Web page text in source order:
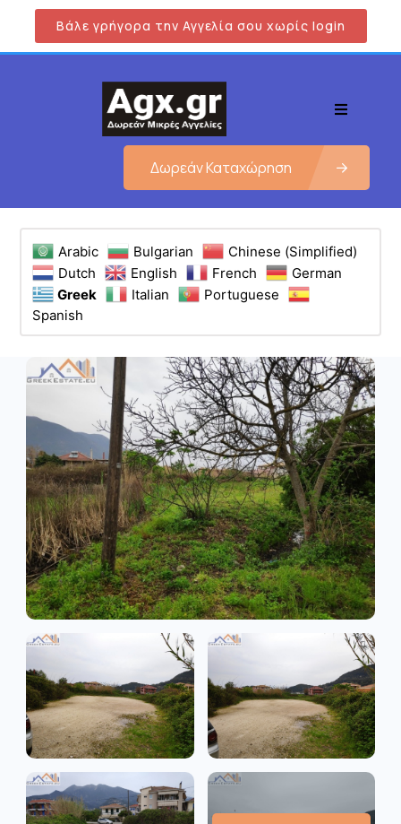
Βάλε γρήγορα την Αγγελία σου χωρίς login
Δωρεάν Καταχώρηση
Arabic Bulgarian
Chinese (Simplified)
Dutch
English French
German
Greek
Italian
Portuguese
Spanish